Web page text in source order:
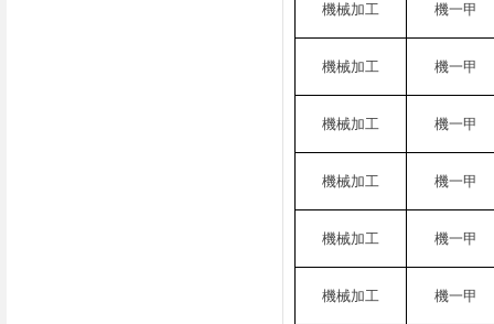
機械加工 機一甲
機械加工 機一甲
機械加工 機一甲
機械加工 機一甲
機械加工 機一甲
機械加工 機一甲